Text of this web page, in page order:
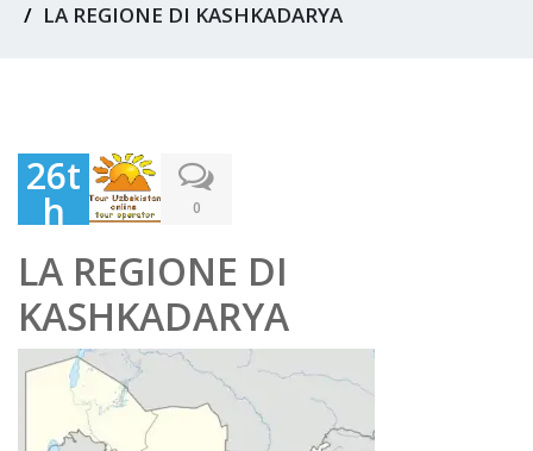
LA REGIONE DI KASHKADARYA
26t
h
Sep
te
mb
er
202
0
0
LA REGIONE DI
KASHKADARYA